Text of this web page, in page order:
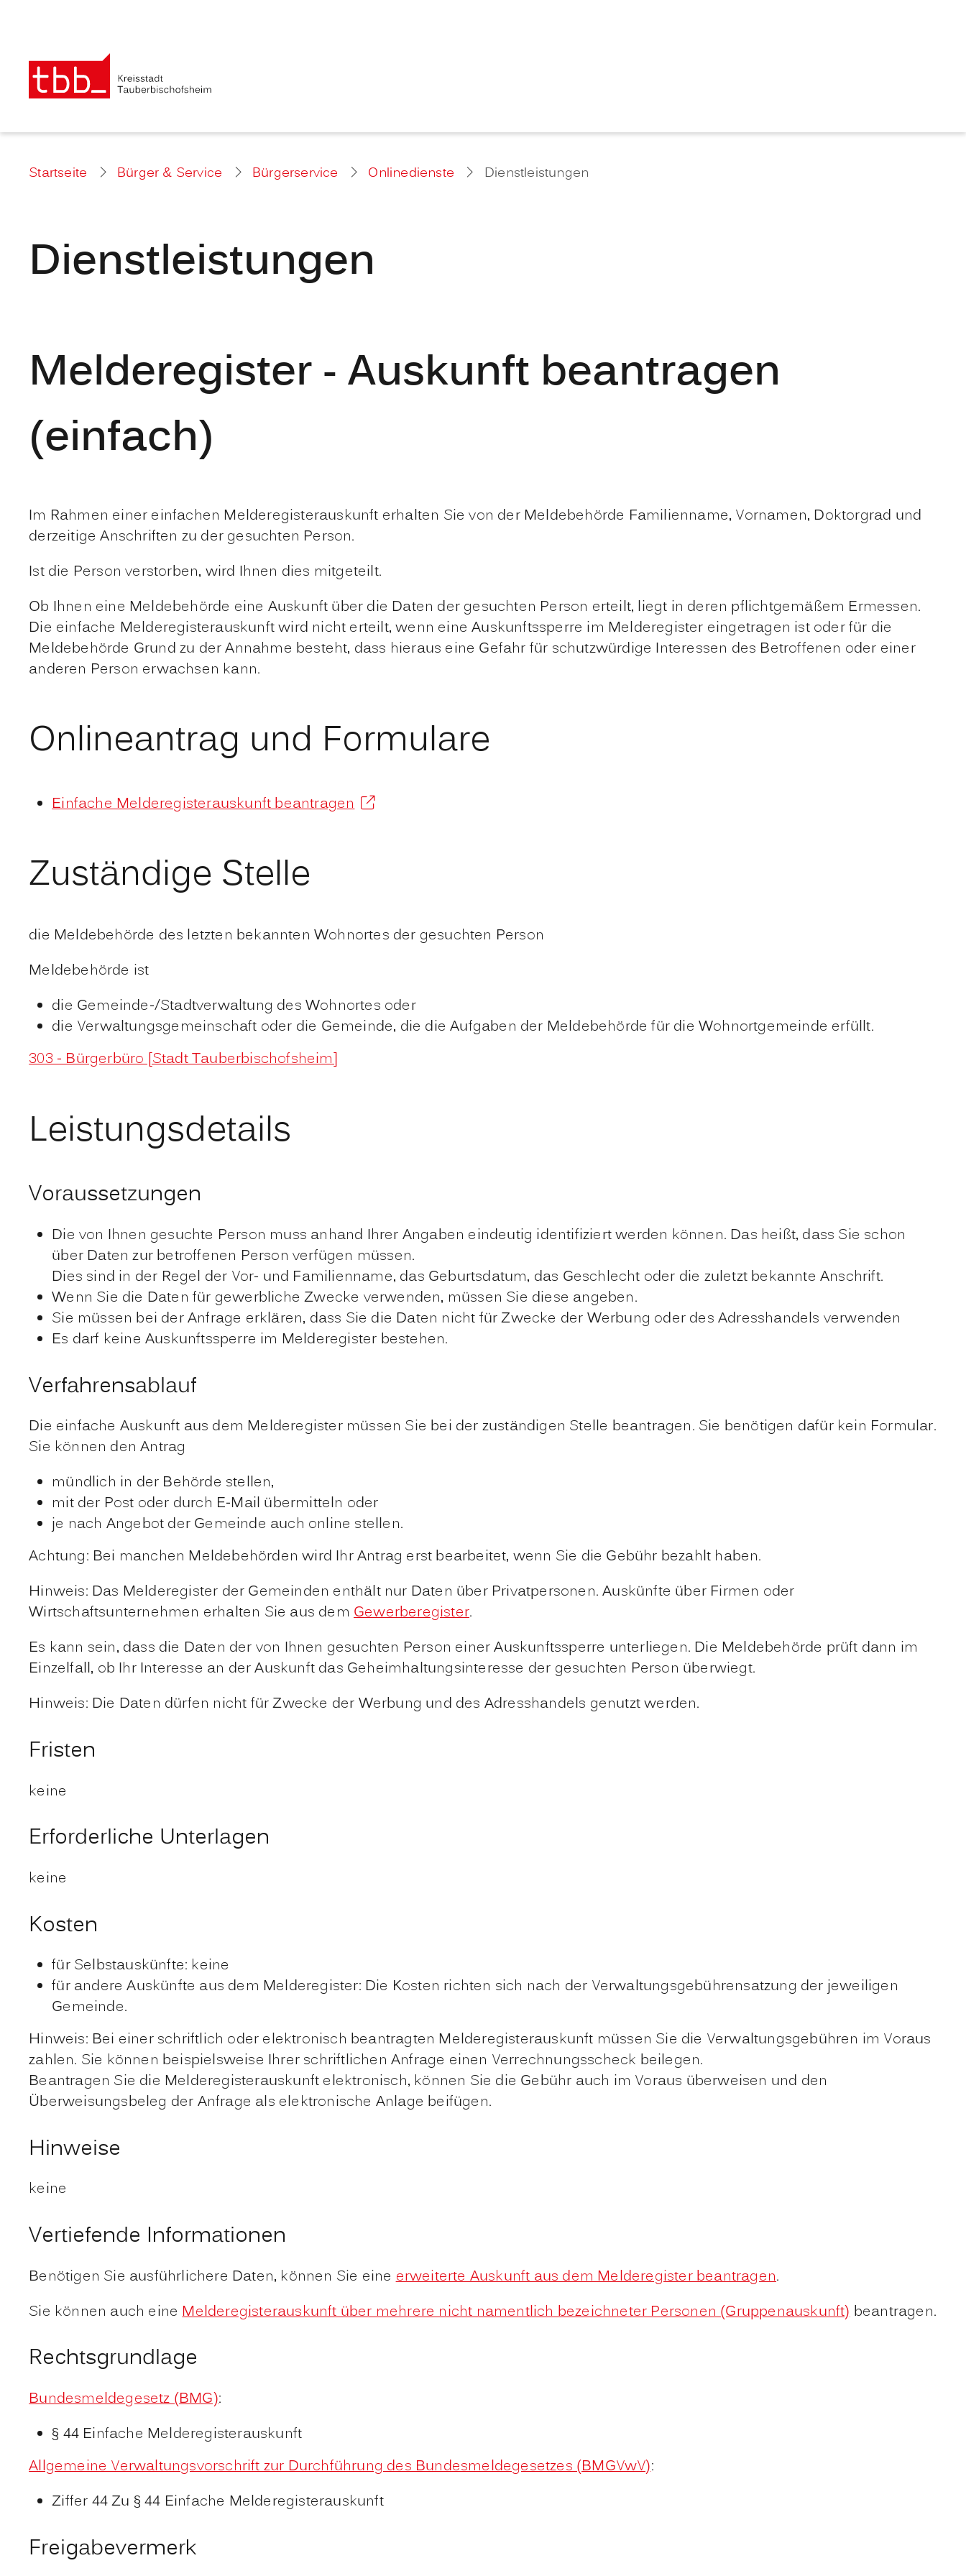
Startseite Bürger & Service Bürgerservice Onlinedienste Dienstleistungen
Dienstleistungen
Melderegister - Auskunft beantragen
(einfach)
Im Rahmen einer einfachen Melderegisterauskunft erhalten Sie von der Meldebehörde Familienname, Vornamen, Doktorgrad und
derzeitige Anschriften zu der gesuchten Person.
Ist die Person verstorben, wird Ihnen dies mitgeteilt.
Ob Ihnen eine Meldebehörde eine Auskunft über die Daten der gesuchten Person erteilt, liegt in deren pflichtgemäßem Ermessen.
Die einfache Melderegisterauskunft wird nicht erteilt, wenn eine Auskunftssperre im Melderegister eingetragen ist oder für die
Meldebehörde Grund zu der Annahme besteht, dass hieraus eine Gefahr für schutzwürdige Interessen des Betroffenen oder einer
anderen Person erwachsen kann.
Onlineantrag und Formulare
Einfache Melderegisterauskunft beantragen
Zuständige Stelle
die Meldebehörde des letzten bekannten Wohnortes der gesuchten Person
Meldebehörde ist
die Gemeinde-/Stadtverwaltung des Wohnortes oder
die Verwaltungsgemeinschaft oder die Gemeinde, die die Aufgaben der Meldebehörde für die Wohnortgemeinde erfüllt.
303 - Bürgerbüro [Stadt Tauberbischofsheim]
Leistungsdetails
Voraussetzungen
Die von Ihnen gesuchte Person muss anhand Ihrer Angaben eindeutig identifiziert werden können. Das heißt, dass Sie schon
über Daten zur betroffenen Person verfügen müssen.
Dies sind in der Regel der Vor- und Familienname, das Geburtsdatum, das Geschlecht oder die zuletzt bekannte Anschrift.
Wenn Sie die Daten für gewerbliche Zwecke verwenden, müssen Sie diese angeben.
Sie müssen bei der Anfrage erklären, dass Sie die Daten nicht für Zwecke der Werbung oder des Adresshandels verwenden
Es darf keine Auskunftssperre im Melderegister bestehen.
Verfahrensablauf
Die einfache Auskunft aus dem Melderegister müssen Sie bei der zuständigen Stelle beantragen. Sie benötigen dafür kein Formular.
Sie können den Antrag
mündlich in der Behörde stellen,
mit der Post oder durch E-Mail übermitteln oder
je nach Angebot der Gemeinde auch online stellen.
Achtung: Bei manchen Meldebehörden wird Ihr Antrag erst bearbeitet, wenn Sie die Gebühr bezahlt haben.
Hinweis: Das Melderegister der Gemeinden enthält nur Daten über Privatpersonen. Auskünfte über Firmen oder
Wirtschaftsunternehmen erhalten Sie aus dem Gewerberegister.
Es kann sein, dass die Daten der von Ihnen gesuchten Person einer Auskunftssperre unterliegen. Die Meldebehörde prüft dann im
Einzelfall, ob Ihr Interesse an der Auskunft das Geheimhaltungsinteresse der gesuchten Person überwiegt.
Hinweis: Die Daten dürfen nicht für Zwecke der Werbung und des Adresshandels genutzt werden.
Fristen
keine
Erforderliche Unterlagen
keine
Kosten
für Selbstauskünfte: keine
für andere Auskünfte aus dem Melderegister: Die Kosten richten sich nach der Verwaltungsgebührensatzung der jeweiligen
Gemeinde.
Hinweis: Bei einer schriftlich oder elektronisch beantragten Melderegisterauskunft müssen Sie die Verwaltungsgebühren im Voraus
zahlen. Sie können beispielsweise Ihrer schriftlichen Anfrage einen Verrechnungsscheck beilegen.
Beantragen Sie die Melderegisterauskunft elektronisch, können Sie die Gebühr auch im Voraus überweisen und den
Überweisungsbeleg der Anfrage als elektronische Anlage beifügen.
Hinweise
keine
Vertiefende Informationen
Benötigen Sie ausführlichere Daten, können Sie eineerweiterte Auskunft aus dem Melderegister beantragen.
Sie können auch eineMelderegisterauskunft über mehrere nicht namentlich bezeichneter Personen (Gruppenauskunft)beantragen.
Rechtsgrundlage
Bundesmeldegesetz (BMG):
§ 44 Einfache Melderegisterauskunft
Allgemeine Verwaltungsvorschrift zur Durchführung des Bundesmeldegesetzes (BMGVwV):
Ziffer 44 Zu § 44 Einfache Melderegisterauskunft
Freigabevermerk